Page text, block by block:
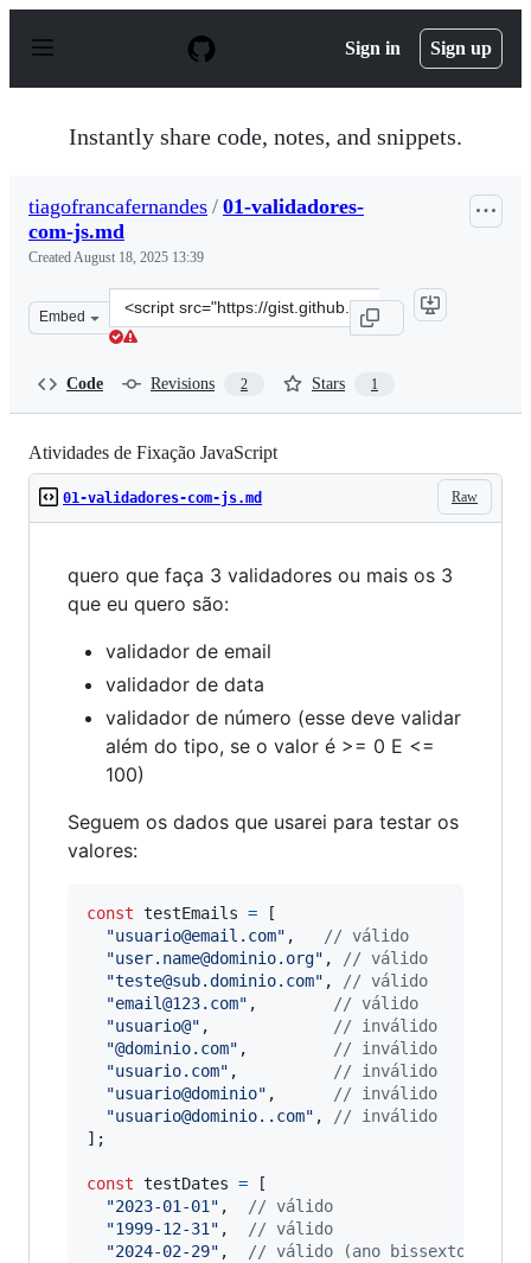
p
Sign in Sign up
Instantly share code, notes, and snippets.
tiagofrancafernandes / 01-validadores-
com-js.md
CreatedAugust 18, 2025 13:39
Embed
Clone
this
Code Revisions 2 Stars 1
Atividades de Fixação JavaScript
Raw
01-validadores-com-js.md
quero que faça 3 validadores ou mais os 3
que eu quero são:
validador de email
validador de data
validador de número (esse deve validar
além do tipo, se o valor é >= 0 E <=
100)
Seguem os dados que usarei para testar os
valores:
const testEmails =
[
"usuario@email.com" ,
// válido
"user.name@dominio.org" ,
// válido
"teste@sub.dominio.com" ,
// válido
"email@123.com" ,
// válido
"usuario@" ,
// inválido
"@dominio.com" ,
// inválido
"usuario.com" ,
// inválido
"usuario@dominio" ,
// inválido
"usuario@dominio..com" ,
// inválido
] ;
const testDates =
[
"2023-01-01" ,
// válido
"1999-12-31" ,
// válido
"2024-02-29" ,
// válido (ano bissexto)